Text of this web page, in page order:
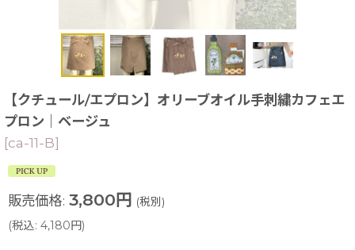
【クチュール/エプロン】オリーブオイル手刺繍カフェエ
プロン｜ベージュ
[ca-11-B]
販売価格: 3,800円 (税別)
(税込: 4,180円)